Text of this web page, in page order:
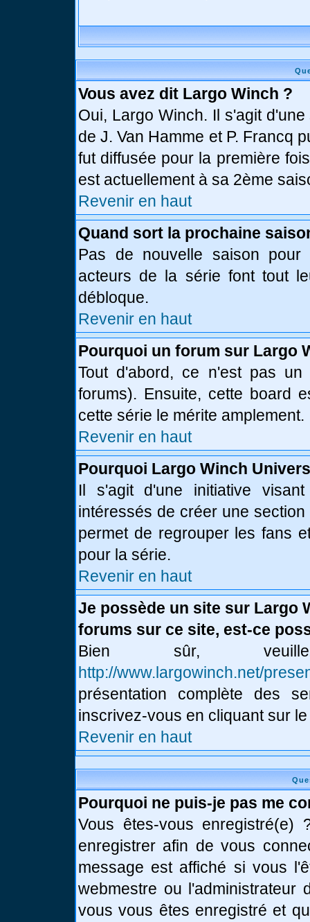
Vous avez dit Largo Winch ?
Oui, Largo Winch. Il s'agit
de J. Van Hamme et P. Francq
fut diffusée pour la première
est actuellement à sa 2ème
Revenir en haut
Quand sort la prochaine
Pas de nouvelle saison pour
acteurs de la série font tout
débloque.
Revenir en haut
Pourquoi un forum sur Largo
Tout d'abord, ce n'est pas un
forums). Ensuite, cette board
cette série le mérite amplement.
Revenir en haut
Pourquoi Largo Winch
Il s'agit d'une initiative
intéressés de créer une
permet de regrouper les fans
pour la série.
Revenir en haut
Je possède un site sur Largo
forums sur ce site, est-ce
Bien sûr,
http://www.largowinch.net/
présentation complète des
inscrivez-vous en cliquant sur
Revenir en haut
Pourquoi ne puis-je pas me
Vous êtes-vous enregistré(e)
enregistrer afin de vous
message est affiché si vous
webmestre ou l'administrateur
vous vous êtes enregistré et